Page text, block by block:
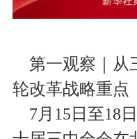
第一观察｜从
轮改革战略重点
7月15日至18